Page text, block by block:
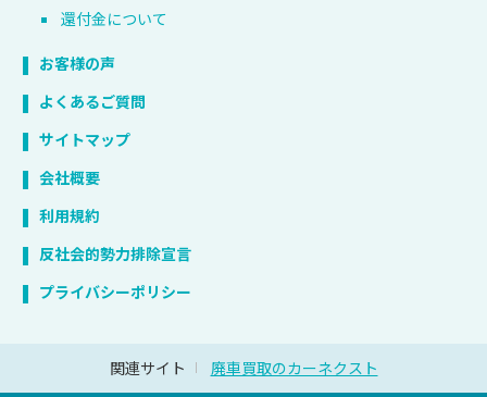
還付金について
お客様の声
よくあるご質問
サイトマップ
会社概要
利用規約
反社会的勢力排除宣言
プライバシーポリシー
関連サイト 廃車買取のカーネクスト